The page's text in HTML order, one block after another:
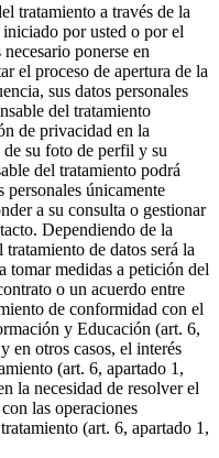
tratamiento a través de la
por usted o por el
ponerse en
el proceso de apertura de la
sus datos personales
del tratamiento
de privacidad en la
su foto de perfil y su
del tratamiento podrá
únicamente
a su consulta o gestionar
Dependiendo de la
de datos será la
tomar medidas a petición del
o un acuerdo entre
de conformidad con el
y Educación (art. 6,
en otros casos, el interés
(art. 6, apartado 1,
la necesidad de resolver el
las operaciones
(art. 6, apartado 1,